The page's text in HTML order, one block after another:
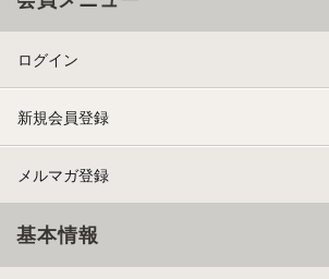
ログイン
新規会員登録
メルマガ登録
基本情報